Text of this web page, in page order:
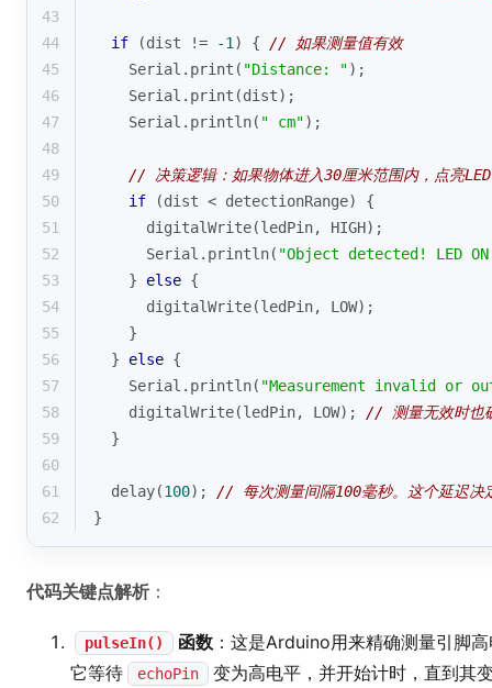
43
44
if (dist != -1 ) { // 如果测量值有效
45
    Serial.
print ( "Distance: ");
46
    Serial.
print (dist);
47
    Serial.
println( " cm");
48
49
// 决策逻辑：如果物体进入30厘米范围内，点亮LED
50
if (dist < detectionRange) {
51
digitalWrite(ledPin, HIGH);
52
      Serial.
println( "Object detected! LED
53
    }
else {
54
digitalWrite(ledPin, LOW);
55
    }
56
  }
else {
57
    Serial.
println( "Measurement invalid or
58
digitalWrite(ledPin, LOW); // 测量无效时也
59
  }
60
61
delay(100); // 每次测量间隔100毫秒。这个延迟决
62
}
代码关键点解析 ：
pulseIn() 函数 ：这是Arduino用来精确测量引脚
它等待
echoPin
变为高电平，并开始计时，直到其